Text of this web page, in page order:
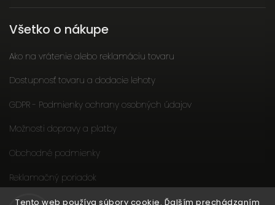
Tento web používa súbory cookie. Ďalším prechádzaním
Všetko o nákupe
Ako na vrátenie alebo reklamáciu tovaru
Dostupnosť tovaru a dodacie lehoty
GDPR - Podmienky ochrany osobných údajov
Možnosti dopravy a platby
Obchodné podmienky
Reklamačný poriadok
Slow fashion podporuje ženy